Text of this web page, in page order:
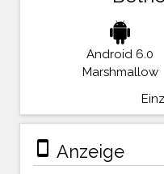
Android 6.0
Marshmallow
stay_primary_portrait Anzeige